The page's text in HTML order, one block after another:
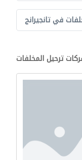
في تانجيرانج